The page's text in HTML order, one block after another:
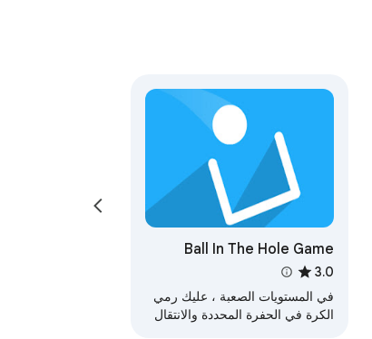
Ball In The Hole Game
3.0
في المستويات الصعبة ، عليك رمي
الكرة في الحفرة المحددة والانتقال